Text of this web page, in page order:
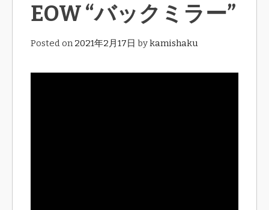
EOW “バックミラー”
Posted on2021年2月17日 bykamishaku